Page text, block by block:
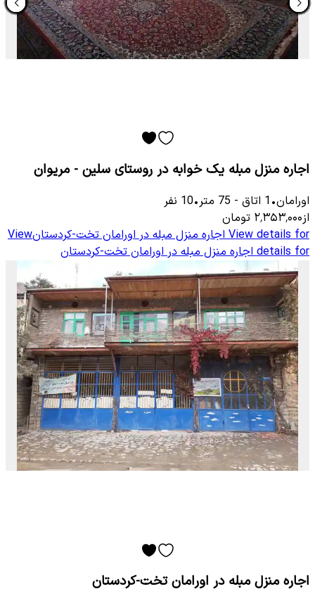
اجاره منزل مبله یک خوابه در روستای سلین - مریوان
اورامان•
1 اتاق -
75 متر•
10 نفر
از۲٬۳۵۳٬۰۰۰ تومان
View details for اجاره منزل مبله در اورامان تخت-کردستانView
details for اجاره منزل مبله در اورامان تخت-کردستان
اجاره منزل مبله در اورامان تخت-کردستان